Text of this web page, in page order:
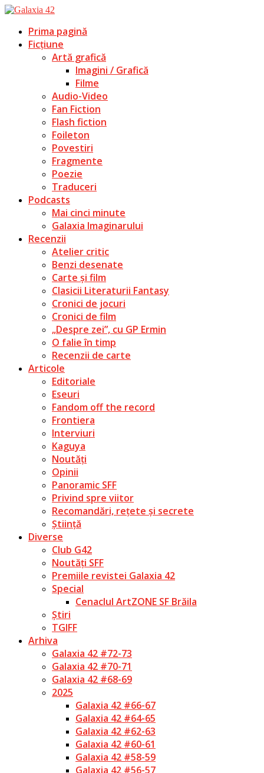
Prima pagină
Ficțiune
Artă grafică
Imagini / Grafică
Filme
Audio-Video
Fan Fiction
Flash fiction
Foileton
Povestiri
Fragmente
Poezie
Traduceri
Podcasts
Mai cinci minute
Galaxia Imaginarului
Recenzii
Atelier critic
Benzi desenate
Carte și film
Clasicii Literaturii Fantasy
Cronici de jocuri
Cronici de film
„Despre zei”, cu GP Ermin
O falie în timp
Recenzii de carte
Articole
Editoriale
Eseuri
Fandom off the record
Frontiera
Interviuri
Kaguya
Noutăți
Opinii
Panoramic SFF
Privind spre viitor
Recomandări, rețete și secrete
Știință
Diverse
Club G42
Noutăți SFF
Premiile revistei Galaxia 42
Special
Cenaclul ArtZONE SF Brăila
Știri
TGIFF
Arhiva
Galaxia 42 #72-73
Galaxia 42 #70-71
Galaxia 42 #68-69
2025
Galaxia 42 #66-67
Galaxia 42 #64-65
Galaxia 42 #62-63
Galaxia 42 #60-61
Galaxia 42 #58-59
Galaxia 42 #56-57